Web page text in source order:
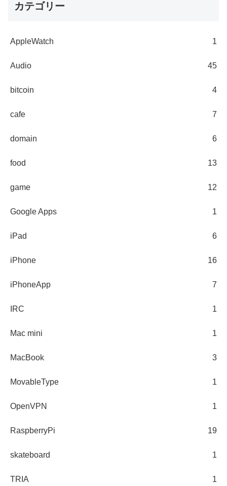
カテゴリー
AppleWatch 1
Audio 45
bitcoin 4
cafe 7
domain 6
food 13
game 12
Google Apps 1
iPad 6
iPhone 16
iPhoneApp 7
IRC 1
Mac mini 1
MacBook 3
MovableType 1
OpenVPN 1
RaspberryPi 19
skateboard 1
TRIA 1